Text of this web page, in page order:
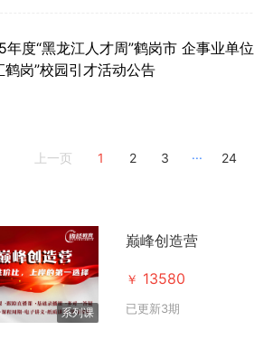
年度“黑龙江人才周”鹤岗市 企事业单位
鹤岗”校园引才活动公告
上一页 1 2 3 ... 24
系列课
巅峰创造营
￥ 13580
已更新3期